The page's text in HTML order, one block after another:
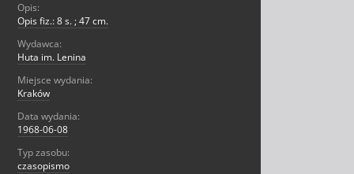
Opis:
Opis fiz.: 8 s. ; 47 cm.
Wydawca:
Huta im. Lenina
Miejsce wydania:
Kraków
Data wydania:
1968-06-08
Typ zasobu:
czasopismo